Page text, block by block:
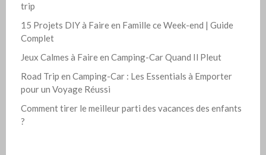
trip
15 Projets DIY à Faire en Famille ce Week-end | Guide
Complet
Jeux Calmes à Faire en Camping-Car Quand Il Pleut
Road Trip en Camping-Car : Les Essentials à Emporter
pour un Voyage Réussi
Comment tirer le meilleur parti des vacances des enfants
?